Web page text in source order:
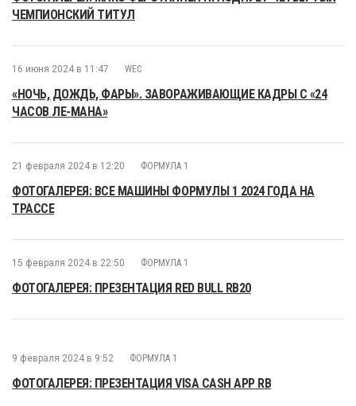
ЧЕМПИОНСКИЙ ТИТУЛ
16 июня 2024 в 11:47 WEC
«НОЧЬ, ДОЖДЬ, ФАРЫ». ЗАВОРАЖИВАЮЩИЕ КАДРЫ С «24
ЧАСОВ ЛЕ-МАНА»
21 февраля 2024 в 12:20 ФОРМУЛА 1
ФОТОГАЛЕРЕЯ: ВСЕ МАШИНЫ ФОРМУЛЫ 1 2024 ГОДА НА
ТРАССЕ
15 февраля 2024 в 22:50 ФОРМУЛА 1
ФОТОГАЛЕРЕЯ: ПРЕЗЕНТАЦИЯ RED BULL RB20
9 февраля 2024 в 9:52 ФОРМУЛА 1
ФОТОГАЛЕРЕЯ: ПРЕЗЕНТАЦИЯ VISA CASH APP RB